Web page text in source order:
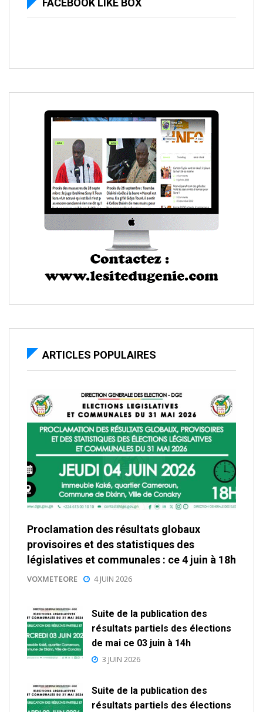
FACEBOOK LIKE BOX
ARTICLES POPULAIRES
Proclamation des résultats globaux
provisoires et des statistiques des
législatives et communales : ce 4 juin à 18h
VOXMETEORE 4 JUIN 2026
Suite de la publication des
résultats partiels des élections
de mai ce 03 juin à 14h
3 JUIN 2026
Suite de la publication des
résultats partiels des élections